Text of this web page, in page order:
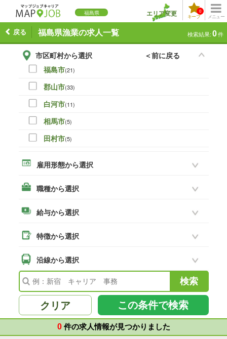
福島県
メニュー
キープ
0
エリア変更
福島県漁業の求人一覧
戻る 検索結果: 0件
市区町村から選択
＜前に戻る
福島市(21)
郡山市(33)
白河市(11)
相馬市(5)
田村市(5)
いわき市(19)
須賀川市(14)
二本松市(8)
南相馬市(2)
会津若松市
福島県その他(41)
雇用形態から選択
職種から選択
給与から選択
特徴から選択
沿線から選択
クリア この条件で検索
0件の求人情報が見つかりました